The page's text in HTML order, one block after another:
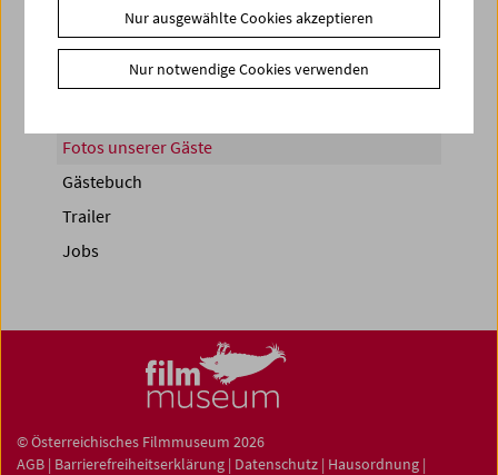
Fotos unserer Gäste
Gästebuch
Trailer
Jobs
© Österreichisches Filmmuseum 2026
AGB | Barrierefreiheitserklärung | Datenschutz | Hausordnung |
Nur ausgewählte Cookies akzeptieren
Nur notwendige Cookies verwenden